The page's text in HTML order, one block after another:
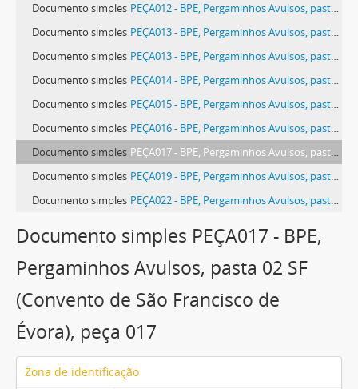
Documento simples PEÇA012 - BPE, Pergaminhos Avulsos, pasta 02 SF (Convento de São Francisco de Évora), peça 012
Documento simples PEÇA013 - BPE, Pergaminhos Avulsos, pasta 02 SF (Convento de São Francisco de Évora), peça 013
Documento simples PEÇA013 - BPE, Pergaminhos Avulsos, pasta 02 SF (Convento de São Francisco de Évora), peça 013
Documento simples PEÇA014 - BPE, Pergaminhos Avulsos, pasta 02 SF (Convento de São Francisco de Évora), peça 014
Documento simples PEÇA015 - BPE, Pergaminhos Avulsos, pasta 02 SF (Convento de São Francisco de Évora), peça 015
Documento simples PEÇA016 - BPE, Pergaminhos Avulsos, pasta 02 SF (Convento de São Francisco de Évora), peça 016
Documento simples PEÇA017 - BPE, Pergaminhos Avulsos, pasta 02 SF (Convento de São Francisco de Évora), peça 017
Documento simples PEÇA019 - BPE, Pergaminhos Avulsos, pasta 02 SF (Convento de São Francisco de Évora), peça 019
Documento simples PEÇA022 - BPE, Pergaminhos Avulsos, pasta 02 SF (Convento de São Francisco de Évora), peça 022
PEÇA024 - BPE, Pergaminhos Avulsos, pasta 02 SF (Convento de São Francisco de Évora), peça 024
31 mais...
Documento simples PEÇA017 - BPE,
Pergaminhos Avulsos, pasta 02 SF
(Convento de São Francisco de
Évora), peça 017
Zona de identificação